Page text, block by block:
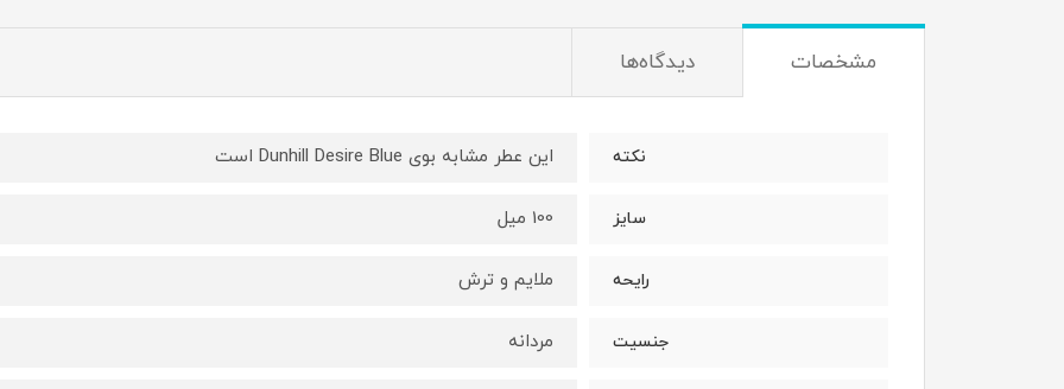
مشخصات دیدگاه‌ها
نکته این عطر مشابه بوی Dunhill Desire Blue است
سایز 100 میل
رایحه ملایم و ترش
جنسیت مردانه